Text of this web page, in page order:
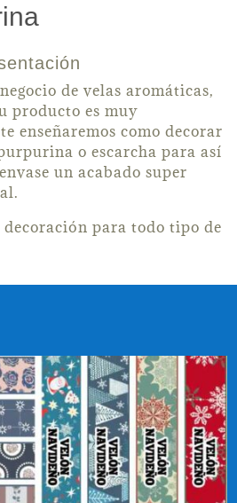
de velas aromáticas,
producto es muy
enseñaremos como decorar
o escarcha para así
un acabado super
decoración para todo tipo de